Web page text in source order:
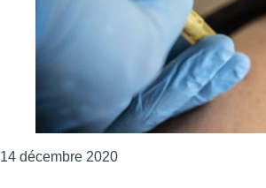
14 décembre 2020Consulter l'article